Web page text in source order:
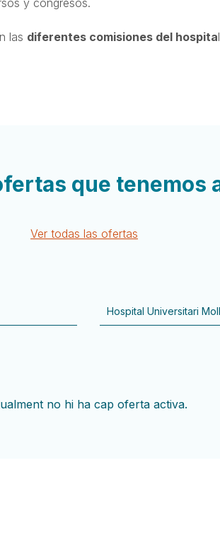
las diferentes comisiones del hospita
que tenemos
Ver todas las ofertas
no hi ha cap oferta activa.